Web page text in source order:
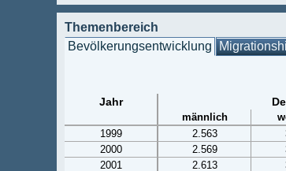
Themenbereich
Bevölkerungsentwicklung
Jahr
männlich
1999
2.563
2000
2.569
2001
2.613